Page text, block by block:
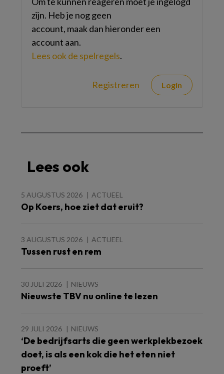
zijn. Heb je nog geen
account, maak dan hieronder een
account aan.
Lees ook de spelregels.
Registreren Login
Lees ook
5 AUGUSTUS 2026 ACTUEEL
Op Koers, hoe ziet dat eruit?
3 AUGUSTUS 2026 ACTUEEL
Tussen rust en rem
30 JULI 2026 NIEUWS
Nieuwste TBV nu online te lezen
29 JULI 2026 NIEUWS
‘De bedrijfsarts die geen werkplekbezoek
doet, is als een kok die het eten niet
proeft’